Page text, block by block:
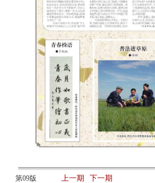
第09版 上一期 下一期